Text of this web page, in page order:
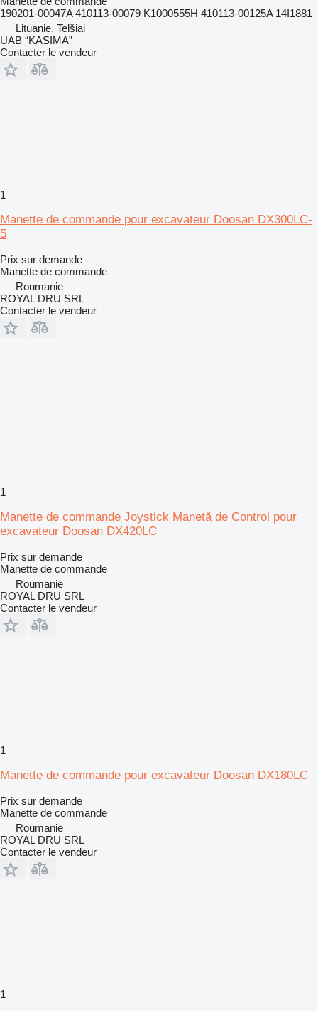
190201-00047A 410113-00079 K1000555H 410113-00125A 14I1881
Lituanie, Telšiai
UAB “KASIMA”
Contacter le vendeur
1
Manette de commande pour excavateur Doosan DX300LC-
5
Prix sur demande
Manette de commande
Roumanie
ROYAL DRU SRL
Contacter le vendeur
1
Manette de commande Joystick Manetă de Control pour
excavateur Doosan DX420LC
Prix sur demande
Manette de commande
Roumanie
ROYAL DRU SRL
Contacter le vendeur
1
Manette de commande pour excavateur Doosan DX180LC
Prix sur demande
Manette de commande
Roumanie
ROYAL DRU SRL
Contacter le vendeur
1